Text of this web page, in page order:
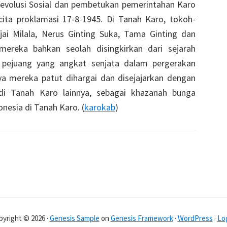
Sosial dan pembetukan pemerintahan Karo
proklamasi 17-8-1945. Di Tanah Karo, tokoh-
Milala, Nerus Ginting Suka, Tama Ginting dan
bahkan seolah disingkirkan dari sejarah
yang angkat senjata dalam pergerakan
mereka patut dihargai dan disejajarkan dengan
Tanah Karo lainnya, sebagai khazanah bunga
di Tanah Karo. (karokab)
© 2026 · Genesis Sample on Genesis Framework· WordPress ·